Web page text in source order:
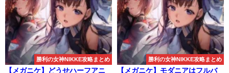
勝利の女神NIKKE攻略まとめ
【メガニケ】どうせハーフアニ
勝利の女神NIKKE攻略まとめ
【メガニケ】モダニアはフルバ